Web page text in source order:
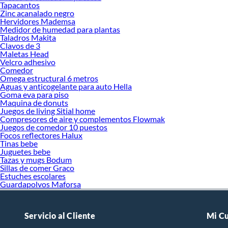
ahumar
Tapacantos
Zinc acanalado negro
Hervidores Mademsa
Medidor de humedad para plantas
Taladros Makita
Clavos de 3
Maletas Head
Velcro adhesivo
Comedor
Omega estructural 6 metros
Aguas y anticogelante para auto Hella
Goma eva para piso
Maquina de donuts
Juegos de living Sitial home
Compresores de aire y complementos Flowmak
Juegos de comedor 10 puestos
Focos reflectores Halux
Tinas bebe
Juguetes bebe
Tazas y mugs Bodum
Sillas de comer Graco
Estuches escolares
Guardapolvos Maforsa
Servicio al Cliente Mi